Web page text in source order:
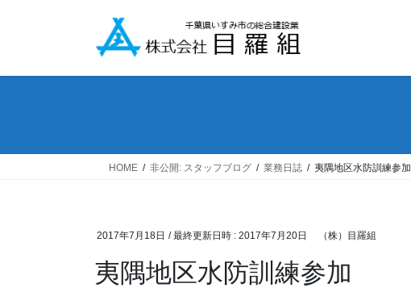
HOME 非公開: スタッフブログ 業務日誌 夷隅地区水防訓練参加
2017年7月18日 / 最終更新日時 : 2017年7月20日 （株）目羅組
夷隅地区水防訓練参加